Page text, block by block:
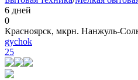
6 дней
0
Красноярск, мкрн. Нанжуль-
gychok
25